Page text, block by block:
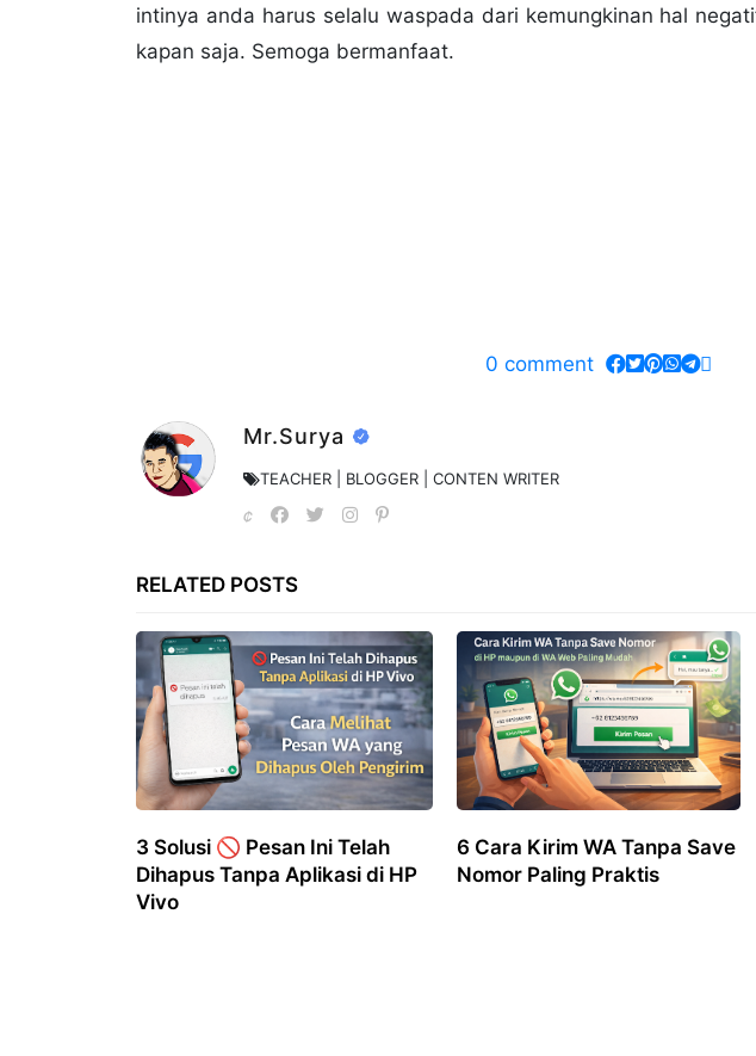
intinya anda harus selalu waspada dari kemungkinan hal
kapan saja. Semoga bermanfaat.
0 comment
Mr.Surya
TEACHER | BLOGGER | CONTEN WRITER
RELATED POSTS
3 Solusi 🚫 Pesan Ini Telah
Dihapus Tanpa Aplikasi di HP
Vivo
6 Cara Kirim WA Tanpa Save
Nomor Paling Praktis